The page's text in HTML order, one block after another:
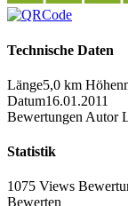
Technische Daten
Länge5,0 km
Datum16.01.2011
Bewertungen Autor
Statistik
1075 Views
Bewerten